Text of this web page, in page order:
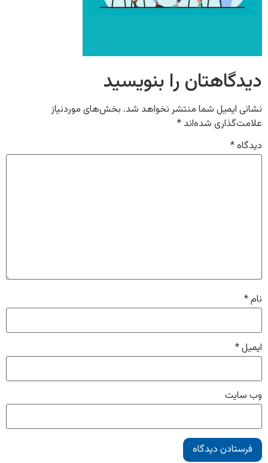
دیدگاهتان را بنویسید
نشانی ایمیل شما منتشر نخواهد شد. بخش‌های موردنیاز
علامت‌گذاری شده‌اند *
دیدگاه*
نام*
ایمیل*
وب‌ سایت